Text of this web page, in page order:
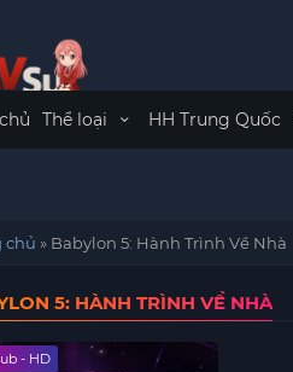
Thể loại HH Trung Quốc
chủ » Babylon 5: Hành Trình Về Nhà
5: HÀNH TRÌNH VỀ NHÀ
- HD